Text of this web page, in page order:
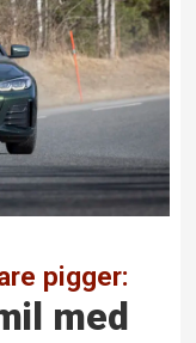
pigger:
med